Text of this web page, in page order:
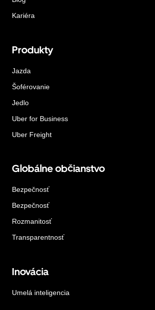
Kariéra
Produkty
Jazda
Šoférovanie
Jedlo
Uber for Business
Uber Freight
Globálne občianstvo
Bezpečnosť
Bezpečnosť
Rozmanitosť
Transparentnosť
Inovácia
Umelá inteligencia